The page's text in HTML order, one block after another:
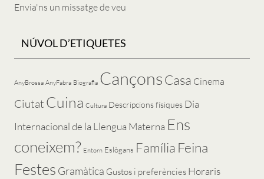
Envia'ns un missatge de veu
NÚVOL D’ETIQUETES
AnyBrossa AnyFabra Biografia CançonsCasa Cinema
Ciutat Cuina Cultura Descripcions físiques Dia
Internacional de la Llengua Materna Ens
coneixem? Entorn Eslògans Família Feina
Festes Gramàtica Gustos i preferències Horaris